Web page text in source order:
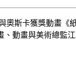
奧斯卡獲獎動畫《
、動畫與美術總監